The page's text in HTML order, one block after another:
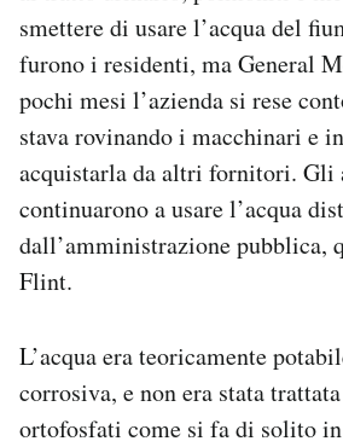
smettere di usare l’acqua del
furono i residenti, ma General
pochi mesi l’azienda si rese
stava rovinando i macchinari e
acquistarla da altri fornitori. Gli
continuarono a usare l’acqua
dall’amministrazione pubblica,
Flint.
L’acqua era teoricamente
corrosiva, e non era stata
ortofosfati come si fa di solito